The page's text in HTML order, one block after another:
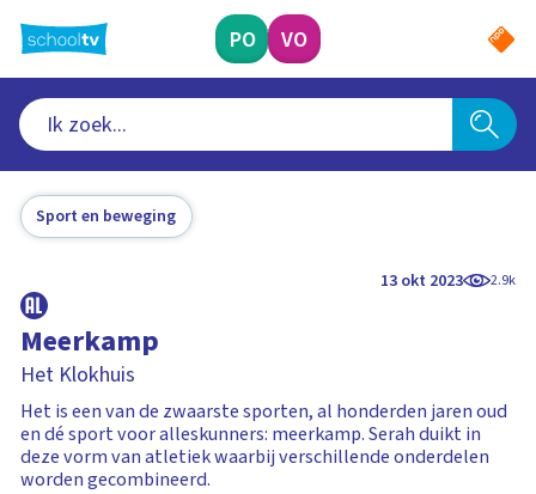
naar
hoofdinhoud
PO VO
Sport en beweging
13 okt 2023 2.9k
Meerkamp
Het Klokhuis
Het is een van de zwaarste sporten, al honderden jaren oud
en dé sport voor alleskunners: meerkamp. Serah duikt in
deze vorm van atletiek waarbij verschillende onderdelen
worden gecombineerd.